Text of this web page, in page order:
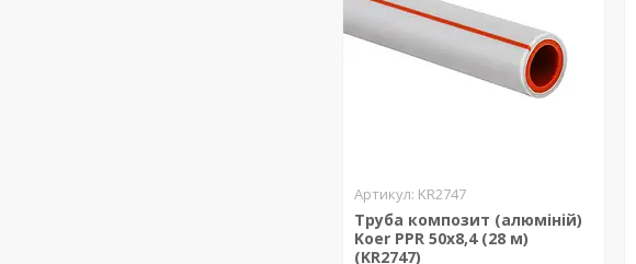
KR2747
Труба композит (алюміній)
Koer PPR 50x8,4 (28 м)
(KR2747)